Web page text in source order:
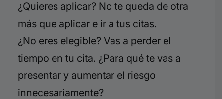
¿Quieres aplicar? No te queda de otra
más que aplicar e ir a tus citas.
¿No eres elegible? Vas a perder el
tiempo en tu cita. ¿Para qué te vas a
presentar y aumentar el riesgo
innecesariamente?